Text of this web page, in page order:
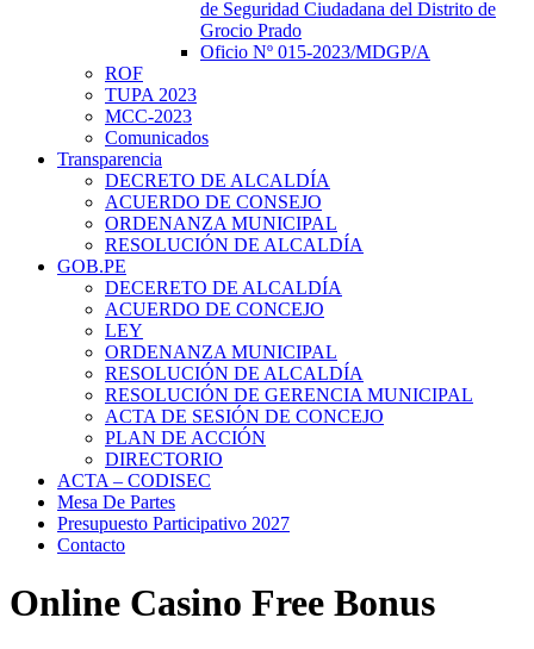
de Seguridad Ciudadana del Distrito de
Grocio Prado
Oficio Nº 015-2023/MDGP/A
ROF
TUPA 2023
MCC-2023
Comunicados
Transparencia
DECRETO DE ALCALDÍA
ACUERDO DE CONSEJO
ORDENANZA MUNICIPAL
RESOLUCIÓN DE ALCALDÍA
GOB.PE
DECERETO DE ALCALDÍA
ACUERDO DE CONCEJO
LEY
ORDENANZA MUNICIPAL
RESOLUCIÓN DE ALCALDÍA
RESOLUCIÓN DE GERENCIA MUNICIPAL
ACTA DE SESIÓN DE CONCEJO
PLAN DE ACCIÓN
DIRECTORIO
ACTA – CODISEC
Mesa De Partes
Presupuesto Participativo 2027
Contacto
Online Casino Free Bonus